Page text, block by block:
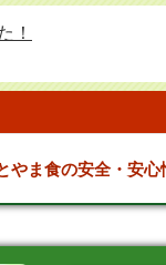
！
やま食の安全・安心